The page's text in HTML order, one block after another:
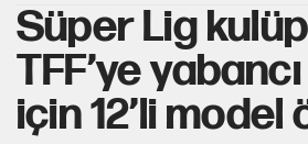
Süper Lig
TFF’ye
için 12’li model